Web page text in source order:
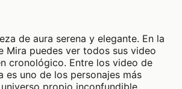
de aura serena y elegante. En la
Mira puedes ver todos sus video
cronológico. Entre los video de
es uno de los personajes más
propio inconfundible.